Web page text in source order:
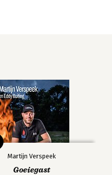
Martijn Verspeek
Goeiegast